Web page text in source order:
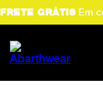
FRETE GRÁTISEm